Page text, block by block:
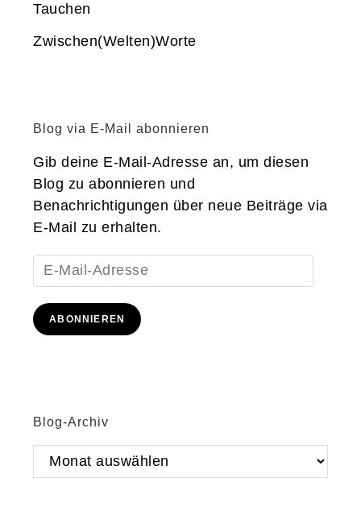
Tauchen
Zwischen(Welten)Worte
Blog via E-Mail abonnieren
Gib deine E-Mail-Adresse an, um diesen
Blog zu abonnieren und
Benachrichtigungen über neue Beiträge via
E-Mail zu erhalten.
E-
Mail-
Adresse
ABONNIEREN
Blog-Archiv
Blog-
Archiv